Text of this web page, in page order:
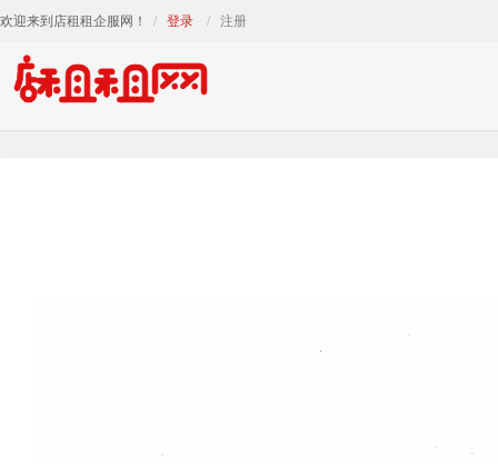
欢迎来到店租租企服网！ 登录 注册